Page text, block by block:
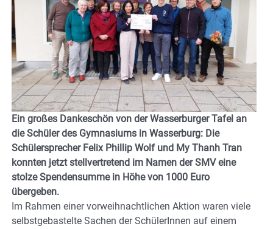
Ein großes Dankeschön von der Wasserburger Tafel an
die Schüler des Gymnasiums in Wasserburg: Die
Schülersprecher Felix Phillip Wolf und My Thanh Tran
konnten jetzt stellvertretend im Namen der SMV eine
stolze Spendensumme in Höhe von 1000 Euro
übergeben.
Im Rahmen einer vorweihnachtlichen Aktion waren viele
selbstgebastelte Sachen der SchülerInnen auf einem